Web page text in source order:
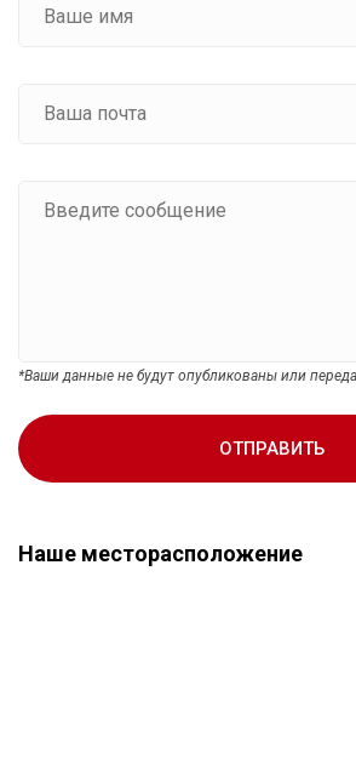
*Ваши данные не будут опубликованы или
ОТПРАВИТЬ
Наше месторасположение